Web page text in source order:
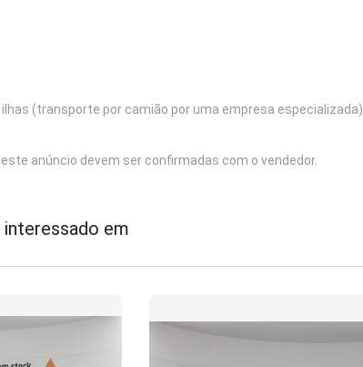
(transporte por camião por uma empresa especializada).
anúncio devem ser confirmadas com o vendedor.
em